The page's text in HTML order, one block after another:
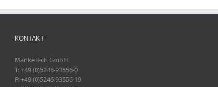
KONTAKT
MankeTech GmbH
T: +49 (0)5246-93556-0
F: +49 (0)5246-93556-19